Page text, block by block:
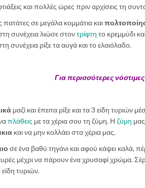
και πολλές ώρες πριν αρχίσεις τη
πατάτες σε μεγάλα κομμάτια και
συνέχεια λιώσε στοντρίφτη το κρεμμύδι
συνέχεια ρίξε τα αυγά και το ελαιόλαδο.
Για περισσότερες
μαζί και έπειτα ρίξε και τα 3 είδη τυριών
πλάθεις με τα χέρια σου τη ζύμη. Η ζύμη
και να μην κολλάει στα χέρια μας.
σε ένα βαθύ τηγάνι και αφού κάψει καλά,
μέχρι να πάρουν ένα χρυσαφί χρώμα.
τυριών.